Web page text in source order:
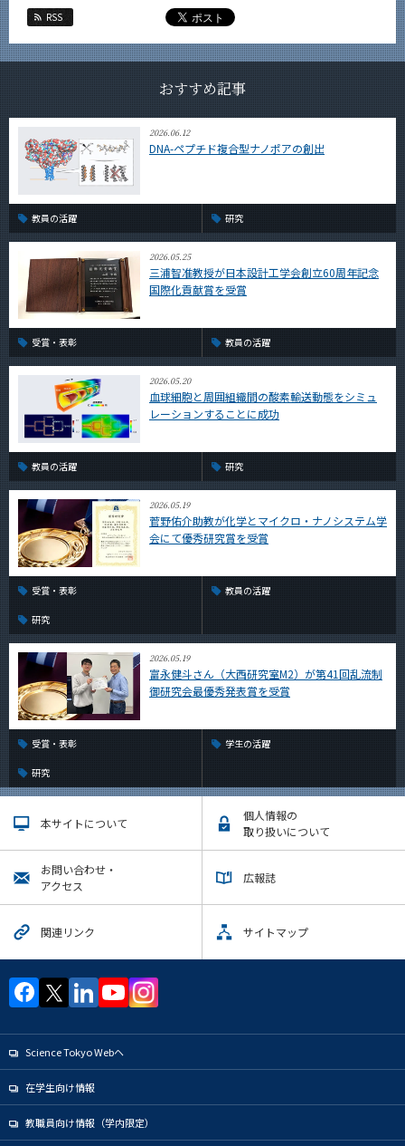
RSS
おすすめ記事
2026.06.12
DNA-ペプチド複合型ナノポアの創出
教員の活躍 研究
2026.05.25
三浦智准教授が日本設計工学会創立60周年記念
国際化貢献賞を受賞
受賞・表彰 教員の活躍
2026.05.20
血球細胞と周囲組織間の酸素輸送動態をシミュ
レーションすることに成功
教員の活躍 研究
2026.05.19
菅野佑介助教が化学とマイクロ・ナノシステム学
会にて優秀研究賞を受賞
受賞・表彰 教員の活躍
研究
2026.05.19
富永健斗さん（大西研究室M2）が第41回乱流制
御研究会最優秀発表賞を受賞
受賞・表彰 学生の活躍
研究
本サイトについて
個人情報の
取り扱いについて
お問い合わせ・
アクセス
広報誌
関連リンク サイトマップ
Science Tokyo Webヘ
在学生向け情報
教職員向け情報（学内限定）